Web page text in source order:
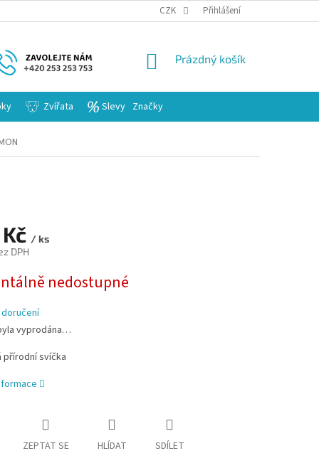
CZK Přihlášení
NÁKUPNÍ
Prázdný košík
Zvířata Slevy Značky
/ ks
DPH
nedostupné
vyprodána…
přírodní svíčka
ZEPTAT SE HLÍDAT SDÍLET